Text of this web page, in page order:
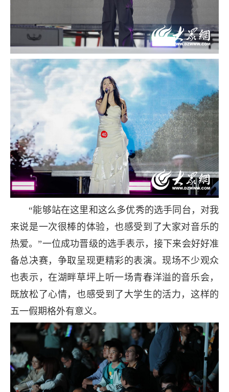
“能够站在这里和这么多优秀的选手同台，对我
来说是一次很棒的体验，也感受到了大家对音乐的
热爱。”一位成功晋级的选手表示，接下来会好好准
备总决赛，争取呈现更精彩的表演。现场不少观众
也表示，在湖畔草坪上听一场青春洋溢的音乐会，
既放松了心情，也感受到了大学生的活力，这样的
五一假期格外有意义。